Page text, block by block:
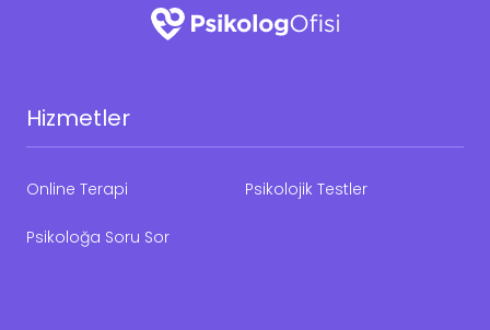
Hizmetler
Online Terapi Psikolojik Testler
Psikoloğa Soru Sor